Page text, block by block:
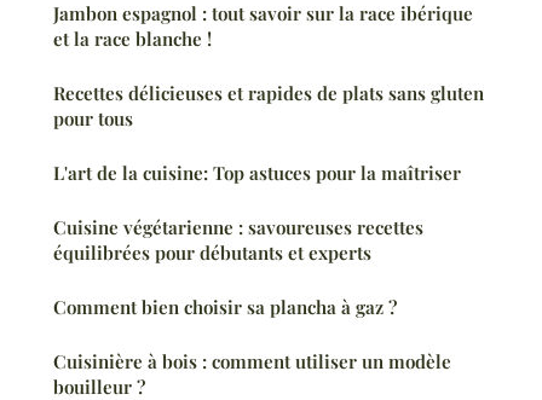
Jambon espagnol : tout savoir sur la race ibérique
et la race blanche !
Recettes délicieuses et rapides de plats sans gluten
pour tous
L'art de la cuisine: Top astuces pour la maîtriser
Cuisine végétarienne : savoureuses recettes
équilibrées pour débutants et experts
Comment bien choisir sa plancha à gaz ?
Cuisinière à bois : comment utiliser un modèle
bouilleur ?